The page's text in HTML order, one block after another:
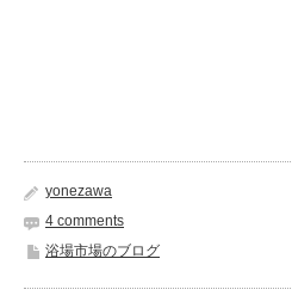
yonezawa
4 comments
浴場市場のブログ